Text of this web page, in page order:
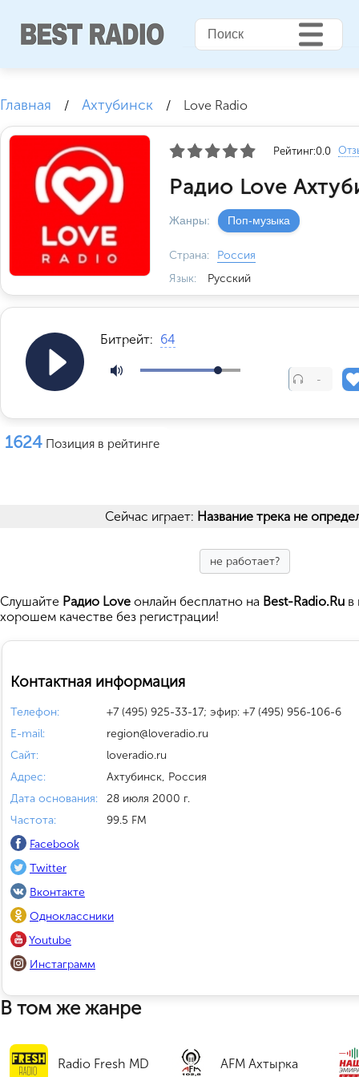
Главная / Ахтубинск / Love Radio
Рейтинг:0.0
Радио Love
Жанры: Поп-музыка
Страна:
Россия
Язык:
Русский
Битрейт: 64
-
1624 Позиция в рейтинге
Сейчас играет: Название трека не
не работает?
Cлушайте Радио Love онлайн бесплатно на Best-Radio.Ru в
хорошем качестве без регистрации!
Контактная информация
Телефон:
+7 (495) 925-33-17; эфир: +7 (495) 956-106-6
E-mail:
region@loveradio.ru
Сайт:
loveradio.ru
Адрес:
Ахтубинск, Россия
Дата основания:
28 июля 2000 г.
Частота:
99.5 FM
Facebook
Twitter
Вконтакте
Одноклассники
Youtube
Инстаграмм
В том же жанре
Radio Fresh MD AFM Ахтырка